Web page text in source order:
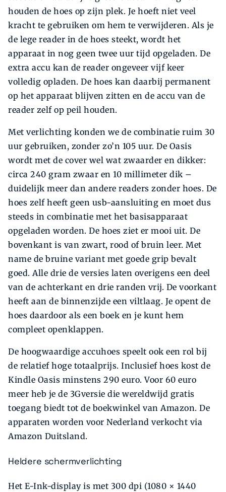
houden de hoes op zijn plek. Je hoeft niet veel
kracht te gebruiken om hem te verwijderen. Als je
de lege reader in de hoes steekt, wordt het
apparaat in nog geen twee uur tijd opgeladen. De
extra accu kan de reader ongeveer vijf keer
volledig opladen. De hoes kan daarbij permanent
op het apparaat blijven zitten en de accu van de
reader zelf op peil houden.
Met verlichting konden we de combinatie ruim 30
uur gebruiken, zonder zo’n 105 uur. De Oasis
wordt met de cover wel wat zwaarder en dikker:
circa 240 gram zwaar en 10 millimeter dik –
duidelijk meer dan andere readers zonder hoes. De
hoes zelf heeft geen usb-aansluiting en moet dus
steeds in combinatie met het basisapparaat
opgeladen worden. De hoes ziet er mooi uit. De
bovenkant is van zwart, rood of bruin leer. Met
name de bruine variant met goede grip bevalt
goed. Alle drie de versies laten overigens een deel
van de achterkant en drie randen vrij. De voorkant
heeft aan de binnenzijde een viltlaag. Je opent de
hoes daardoor als een boek en je kunt hem
compleet openklappen.
De hoogwaardige accuhoes speelt ook een rol bij
de relatief hoge totaalprijs. Inclusief hoes kost de
Kindle Oasis minstens 290 euro. Voor 60 euro
meer heb je de 3Gversie die wereldwijd gratis
toegang biedt tot de boekwinkel van Amazon. De
apparaten worden voor Nederland verkocht via
Amazon Duitsland.
Heldere schermverlichting
Het E-Ink-display is met 300 dpi (1080 × 1440